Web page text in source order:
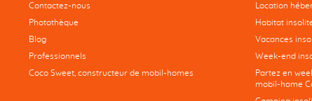
Contactez-nous
Photothèque
Blog
Professionnels
Coco Sweet, constructeur de mobil-homes
Location
Habitat
Vacances
Week-end
Partez en
mobil-home